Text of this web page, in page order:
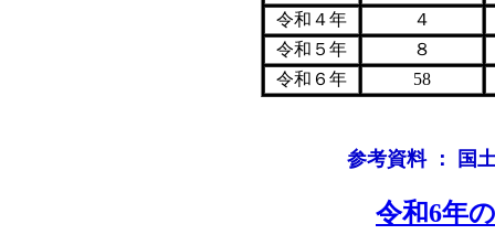
令和４年
４
令和５年
８
令和６年
58
参考資料 ： 国
令和6年